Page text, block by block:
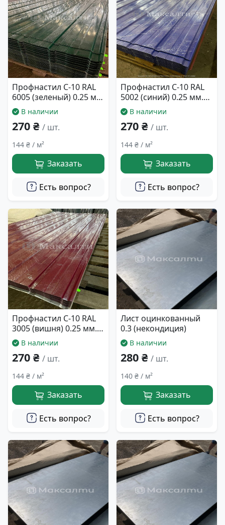
Профнастил С-10 RAL
6005 (зеленый) 0.25 мм.
940*2000
В наличии
270 ₴ / шт.
144 ₴ / м²
Заказать
Есть вопрос?
Профнастил С-10 RAL
5002 (синий) 0.25 мм.
940*2000
В наличии
270 ₴ / шт.
144 ₴ / м²
Заказать
Есть вопрос?
Профнастил С-10 RAL
3005 (вишня) 0.25 мм.
940*2000
В наличии
270 ₴ / шт.
144 ₴ / м²
Заказать
Есть вопрос?
Лист оцинкованный
0.3 (некондиция)
В наличии
280 ₴ / шт.
140 ₴ / м²
Заказать
Есть вопрос?